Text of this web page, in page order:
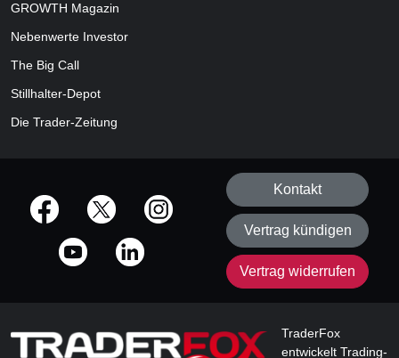
GROWTH Magazin
Nebenwerte Investor
The Big Call
Stillhalter-Depot
Die Trader-Zeitung
offizielle Social Media-Accounts
Kontakt
Vertrag kündigen
Vertrag widerrufen
TraderFox
entwickelt Trading-